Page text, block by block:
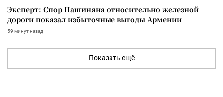
Эксперт: Спор Пашиняна относительно железной
дороги показал избыточные выгоды Армении
59 минут назад
Показать ещё